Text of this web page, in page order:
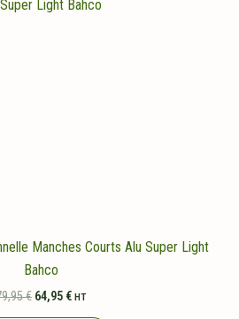
Manches Courts Alu Super Light
Bahco
€ Le
64,95 €Le
HT